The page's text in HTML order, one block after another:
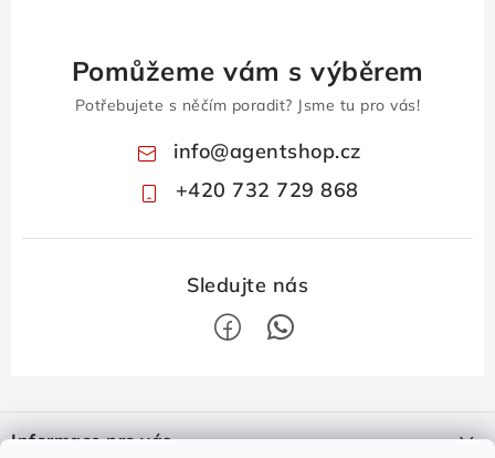
Pomůžeme vám s výběrem
Potřebujete s něčím poradit? Jsme tu pro vás!
info@agentshop.cz
+420 732 729 868
Informace pro vás